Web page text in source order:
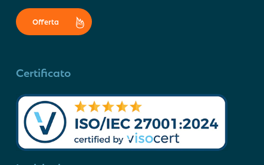
Offerta
Certificato